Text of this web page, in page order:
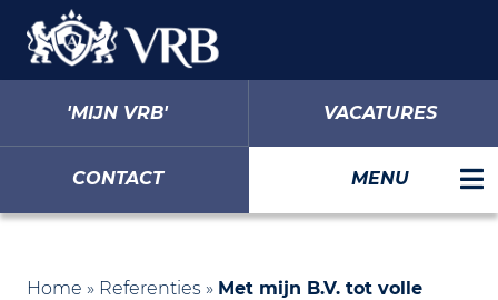
'MIJN VRB' VACATURES
CONTACT MENU
Home » Referenties » Met mijn B.V. tot volle